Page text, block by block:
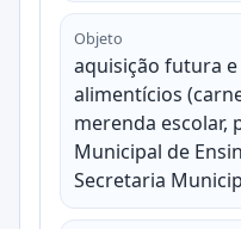
Objeto
aquisição futura
alimentícios
merenda escolar,
Municipal de
Secretaria